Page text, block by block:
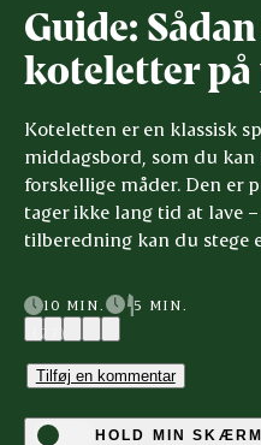
Guide:
koteletter på
Koteletten er en klassisk
middagsbord, som du
forskellige måder. Den er
tager ikke lang tid at lave
tilberedning kan du stege
10 MIN.
5 MIN.
(27)
Tilføj en kommentar
HOLD MIN